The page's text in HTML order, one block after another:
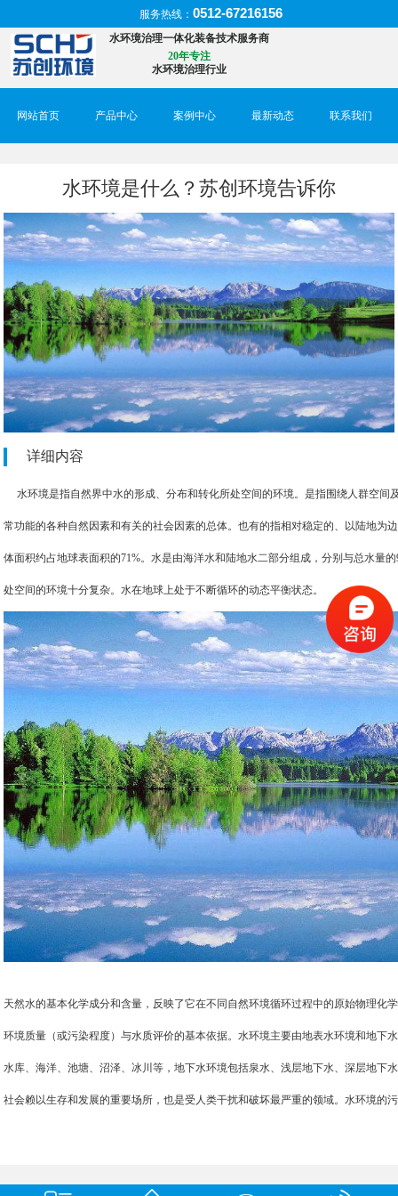
服务热线：0512-67216156
水环境治理一体化装备技术服务商
20年专注
水环境治理行业
网站首页 产品中心 案例中心 最新动态 联系我们
水环境是什么？苏创环境告诉你
详细内容
水环境是指自然界中水的形成、分布和转化所处空间的环境。是指围绕人群空间
常功能的各种自然因素和有关的社会因素的总体。也有的指相对稳定的、以陆地为
体面积约占地球表面积的71%。水是由海洋水和陆地水二部分组成，分别与总水量
处空间的环境十分复杂。水在地球上处于不断循环的动态平衡状态。
天然水的基本化学成分和含量，反映了它在不同自然环境循环过程中的原始物理化
环境质量（或污染程度）与水质评价的基本依据。水环境主要由地表水环境和地下
水库、海洋、池塘、沼泽、冰川等，地下水环境包括泉水、浅层地下水、深层地下
社会赖以生存和发展的重要场所，也是受人类干扰和破坏最严重的领域。水环境的